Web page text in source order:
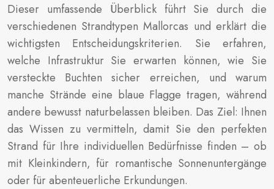
Dieser umfassende Überblick führt Sie durch die
verschiedenen Strandtypen Mallorcas und erklärt die
wichtigsten Entscheidungskriterien. Sie erfahren,
welche Infrastruktur Sie erwarten können, wie Sie
versteckte Buchten sicher erreichen, und warum
manche Strände eine blaue Flagge tragen, während
andere bewusst naturbelassen bleiben. Das Ziel: Ihnen
das Wissen zu vermitteln, damit Sie den perfekten
Strand für Ihre individuellen Bedürfnisse finden – ob
mit Kleinkindern, für romantische Sonnenuntergänge
oder für abenteuerliche Erkundungen.